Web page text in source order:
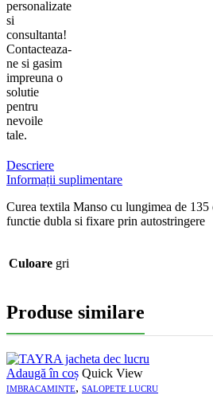
personalizate
si
consultanta!
Contacteaza-
ne si gasim
impreuna o
solutie
pentru
nevoile
tale.
Descriere
Informații suplimentare
Curea textila Manso cu lungimea de 135
functie dubla si fixare prin autostringere
Culoare gri
Produse similare
Adaugă în coș Quick View
IMBRACAMINTE, SALOPETE LUCRU